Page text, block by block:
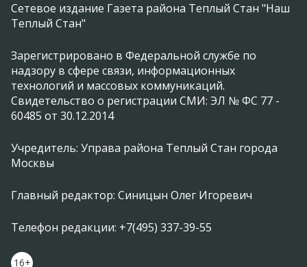
Сетевое издание Газета района Теплый Стан "Наш
Теплый Стан"
Зарегистрировано в Федеральной службе по
надзору в сфере связи, информационных
технологий и массовых коммуникаций.
Свидетельство о регистрации СМИ: ЭЛ № ФС 77 -
60485 от 30.12.2014
Учредитель: Управа района Теплый Стан города
Москвы
Главный редактор: Синицын Олег Игоревич
Телефон редакции: +7(495) 337-39-55
16+